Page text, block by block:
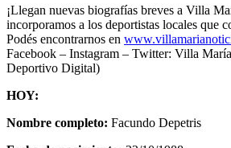
¡Llegan nuevas biografías breves a Villa
incorporamos a los deportistas locales que
Podés encontrarnos en
Facebook – Instagram – Twitter: Villa
Deportivo Digital)
HOY:
Nombre completo: Facundo Depetris